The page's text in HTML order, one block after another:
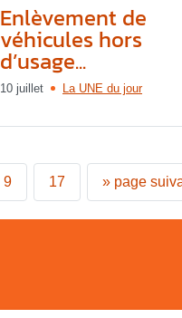
Enlèvement de
véhicules hors
d’usage...
10 juillet La UNE du jour
9 17 » page